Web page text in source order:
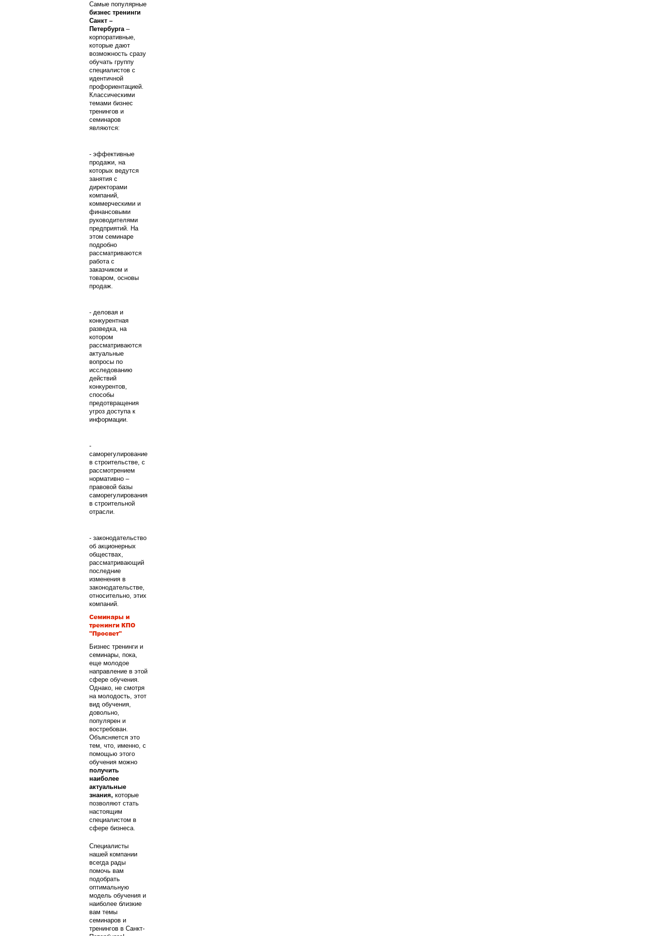
Самые популярные
бизнес тренинги
Санкт –
Петербурга–
корпоративные,
которые дают
возможность сразу
обучать группу
специалистов с
идентичной
профориентацией.
Классическими
темами бизнес
тренингов и
семинаров
являются:
- эффективные
продажи, на
которых ведутся
занятия с
директорами
компаний,
коммерческими и
финансовыми
руководителями
предприятий. На
этом семинаре
подробно
рассматриваются
работа с
заказчиком и
товаром, основы
продаж.
- деловая и
конкурентная
разведка, на
котором
рассматриваются
актуальные
вопросы по
исследованию
действий
конкурентов,
способы
предотвращения
угроз доступа к
информации.
-
саморегулирование
в строительстве, с
рассмотрением
нормативно –
правовой базы
саморегулирования
в строительной
отрасли.
- законодательство
об акционерных
обществах,
рассматривающий
последние
изменения в
законодательстве,
относительно, этих
компаний.
Семинары и
тренинги КПО
"Просвет"
Бизнес тренинги и
семинары, пока,
еще молодое
направление в этой
сфере обучения.
Однако, не смотря
на молодость, этот
вид обучения,
довольно,
популярен и
востребован.
Объясняется это
тем, что, именно, с
помощью этого
обучения можно
получить
наиболее
актуальные
знания, которые
позволяют стать
настоящим
специалистом в
сфере бизнеса.
Специалисты
нашей компании
всегда рады
помочь вам
подобрать
оптимальную
модель обучения и
наиболее близкие
вам темы
семинаров и
тренингов в Санкт-